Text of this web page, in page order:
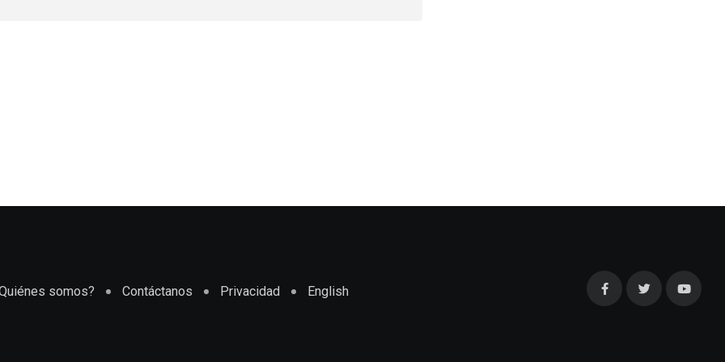
somos? Contáctanos Privacidad English